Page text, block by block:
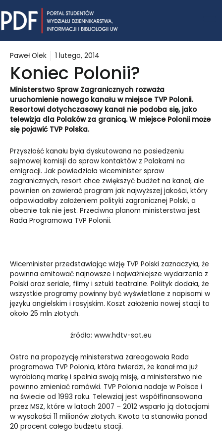
to
content
Paweł Olek 1 lutego, 2014
Koniec Polonii?
Ministerstwo Spraw Zagranicznych rozważa
uruchomienie nowego kanału w miejsce TVP Polonii.
Resortowi dotychczasowy kanał nie podoba się, jako
telewizja dla Polaków za granicą. W miejsce Polonii może
się pojawić TVP Polska.
Przyszłość kanału była dyskutowana na posiedzeniu
sejmowej komisji do spraw kontaktów z Polakami na
emigracji. Jak powiedziała wiceminister spraw
zagranicznych, resort chce zwiększyć budżet na kanał, ale
powinien on zawierać program jak najwyższej jakości, który
odpowiadałby założeniem polityki zagranicznej Polski, a
obecnie tak nie jest. Przeciwna planom ministerstwa jest
Rada Programowa TVP Polonii.
Wiceminister przedstawiając wizję TVP Polski zaznaczyła, że
powinna emitować najnowsze i najważniejsze wydarzenia z
Polski oraz seriale, filmy i sztuki teatralne. Polityk dodała, że
wszystkie programy powinny być wyświetlane z napisami w
języku angielskim i rosyjskim. Koszt założenia nowej stacji to
około 25 mln złotych.
źródło: www.hdtv-sat.eu
Ostro na propozycję ministerstwa zareagowała Rada
programowa TVP Polonia, która twierdzi, że kanał ma już
wyrobioną markę i spełnia swoją misję, a ministerstwo nie
powinno zmieniać ramówki. TVP Polonia nadaje w Polsce i
na świecie od 1993 roku. Telewziaj jest współfinansowana
przez MSZ, które w latach 2007 – 2012 wsparło ją dotacjami
w wysokości 11 milionów złotych. Kwota ta stanowiła ponad
20 procent całego budżetu stacji.